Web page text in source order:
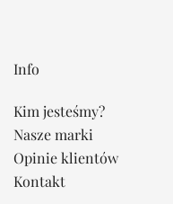
Info
Kim jesteśmy?
Nasze marki
Opinie klientów
Kontakt